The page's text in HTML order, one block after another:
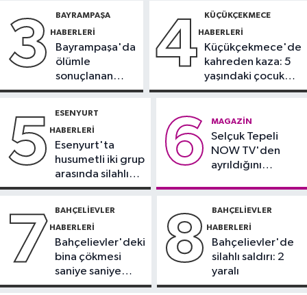
Kültür Sanat
vatandaşları yazlık sinemada
buluşturuyor
demeyin, önlemini alın
3 BAYRAMPAŞA
HABERLERI
Bayrampaşa'da
ölümle
sonuçlanan
kaza: Sürücü
4 KÜÇÜKÇEKMECE
HABERLERI
Küçükçekmece'de
kahreden kaza: 5
yaşındaki çocuk
yoğun bakımda
5 ESENYURT
HABERLERI
Esenyurt'ta
husumetli iki grup
arasında silahlı
kavga
6 MAGAZIN
Selçuk Tepeli
NOW TV'den
ayrıldığını
7 BAHÇELIEVLER
HABERLERI
Bahçelievler'deki
bina çökmesi
saniye saniye
görüntülendi
8 BAHÇELIEVLER
HABERLERI
Bahçelievler'de
silahlı saldırı: 2
yaralı